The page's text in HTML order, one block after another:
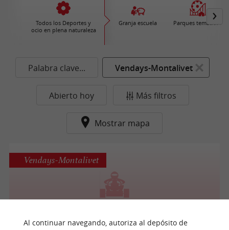
Todos los Deportes y
ocio en plena naturaleza
Granja escuela Parques temáticos
Palabra clave... Vendays-Montalivet
Abierto hoy Más filtros
Mostrar mapa
Vendays-Montalivet
Al continuar navegando, autoriza al depósito de